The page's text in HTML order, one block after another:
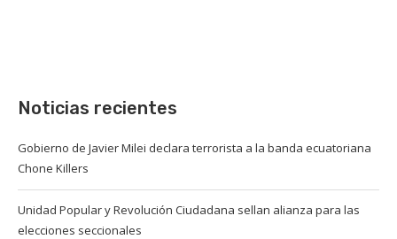
Noticias recientes
Gobierno de Javier Milei declara terrorista a la banda ecuatoriana
Chone Killers
Unidad Popular y Revolución Ciudadana sellan alianza para las
elecciones seccionales